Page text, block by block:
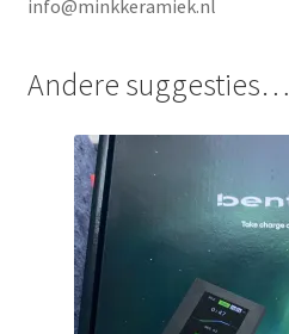
info@minkkeramiek.nl
Andere suggesties…